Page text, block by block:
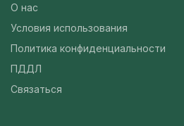
О нас
Условия использования
Политика конфиденциальности
ПДДЛ
Связаться